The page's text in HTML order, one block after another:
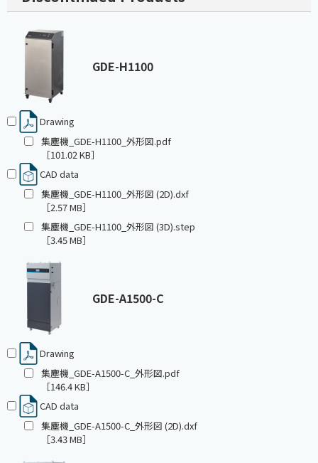
GDE-H1100
Drawing
集塵機_GDE-H1100_外形図.pdf
［101.02 KB］
CAD data
集塵機_GDE-H1100_外形図 (2D).dxf
［2.57 MB］
集塵機_GDE-H1100_外形図 (3D).step
［3.45 MB］
GDE-A1500-C
Drawing
集塵機_GDE-A1500-C_外形図.pdf
［146.4 KB］
CAD data
集塵機_GDE-A1500-C_外形図 (2D).dxf
［3.43 MB］